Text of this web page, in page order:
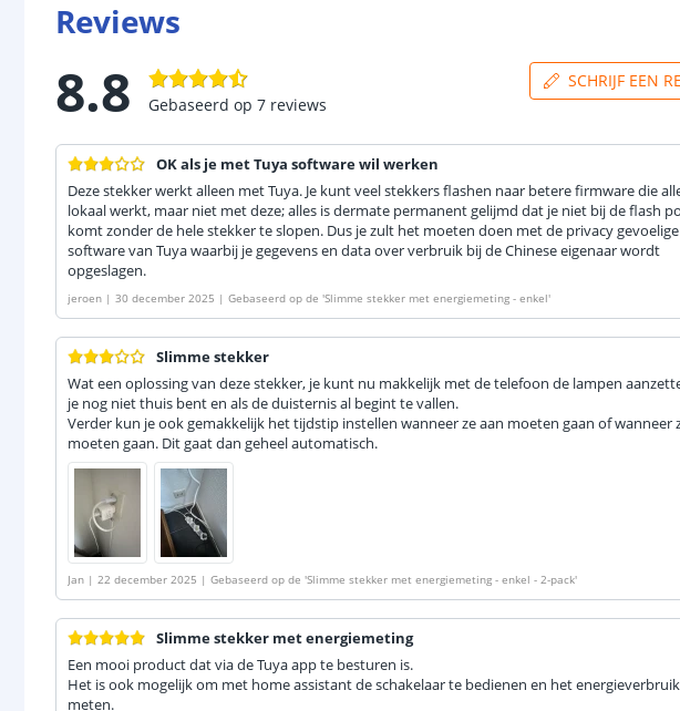
Reviews
8.8 Gebaseerd op 7 reviews
SCHRIJF EEN
OK als je met Tuya software wil werken
Deze stekker werkt alleen met Tuya. Je kunt veel stekkers flashen naar betere firmware die
lokaal werkt, maar niet met deze; alles is dermate permanent gelijmd dat je niet bij de flash
komt zonder de hele stekker te slopen. Dus je zult het moeten doen met de privacy gevoelige
software van Tuya waarbij je gegevens en data over verbruik bij de Chinese eigenaar wordt
opgeslagen.
jeroen | 30 december 2025 | Gebaseerd op de 'Slimme stekker met energiemeting - enkel'
Slimme stekker
Wat een oplossing van deze stekker, je kunt nu makkelijk met de telefoon de lampen
je nog niet thuis bent en als de duisternis al begint te vallen.
Verder kun je ook gemakkelijk het tijdstip instellen wanneer ze aan moeten gaan of wanneer
moeten gaan. Dit gaat dan geheel automatisch.
Jan | 22 december 2025 | Gebaseerd op de 'Slimme stekker met energiemeting - enkel - 2-pack'
Slimme stekker met energiemeting
Een mooi product dat via de Tuya app te besturen is.
Het is ook mogelijk om met home assistant de schakelaar te bedienen en het
meten.